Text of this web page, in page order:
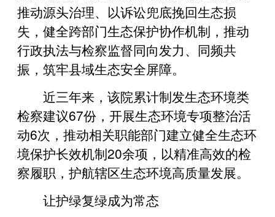
推动源头治理、以诉讼兜底挽回生态损
失，健全跨部门生态保护协作机制，推动
行政执法与检察监督同向发力、同频共
振，筑牢县域生态安全屏障。
近三年来，该院累计制发生态环境类
检察建议67份，开展生态环境专项整治活
动6次，推动相关职能部门建立健全生态环
境保护长效机制20余项，以精准高效的检
察履职，护航辖区生态环境高质量发展。
让护绿复绿成为常态